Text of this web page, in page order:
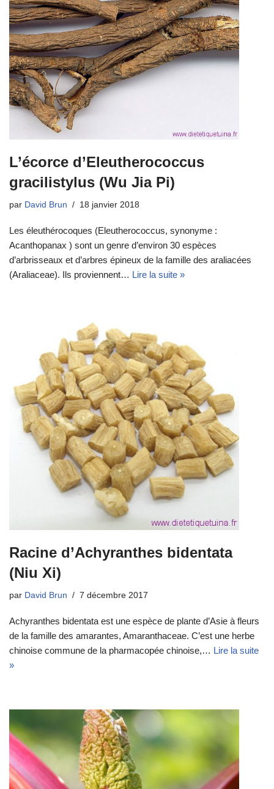
L’écorce d’Eleutherococcus
gracilistylus (Wu Jia Pi)
par David Brun 18 janvier 2018
Les éleuthérocoques (Eleutherococcus, synonyme :
Acanthopanax ) sont un genre d’environ 30 espèces
d’arbrisseaux et d’arbres épineux de la famille des araliacées
(Araliaceae). Ils proviennent… Lire la suite »
Racine d’Achyranthes bidentata
(Niu Xi)
par David Brun 7 décembre 2017
Achyranthes bidentata est une espèce de plante d’Asie à fleurs
de la famille des amarantes, Amaranthaceae. C’est une herbe
chinoise commune de la pharmacopée chinoise,… Lire la suite
»